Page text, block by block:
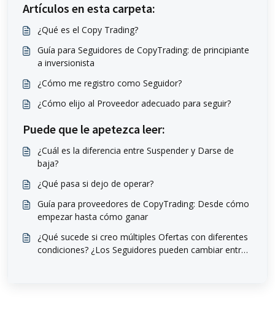
Artículos en esta carpeta:
¿Qué es el Copy Trading?
Guía para Seguidores de CopyTrading: de principiante
a inversionista
¿Cómo me registro como Seguidor?
¿Cómo elijo al Proveedor adecuado para seguir?
Puede que le apetezca leer:
¿Cuál es la diferencia entre Suspender y Darse de
baja?
¿Qué pasa si dejo de operar?
Guía para proveedores de CopyTrading: Desde cómo
empezar hasta cómo ganar
¿Qué sucede si creo múltiples Ofertas con diferentes
condiciones? ¿Los Seguidores pueden cambiar entre